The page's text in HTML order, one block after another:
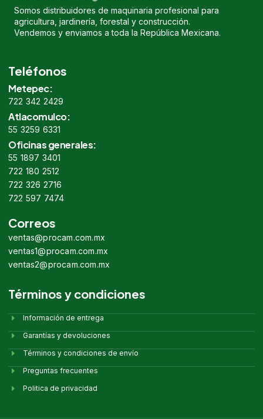
Somos distribuidores de maquinaria profesional para
agricultura, jardinería, forestal y construcción.
Vendemos y enviamos a toda la República Mexicana.
Teléfonos
Metepec:
722 342 2429
Atlacomulco:
55 3259 6331
Oficinas generales:
55 1897 3401
722 180 2512
722 326 2716
722 597 7474
Correos
ventas@procam.com.mx
ventas1@procam.com.mx
ventas2@procam.com.mx
Términos y condiciones
Información de entrega
Garantías y devoluciones
Términos y condiciones de envío
Preguntas frecuentes
Politica de privacidad